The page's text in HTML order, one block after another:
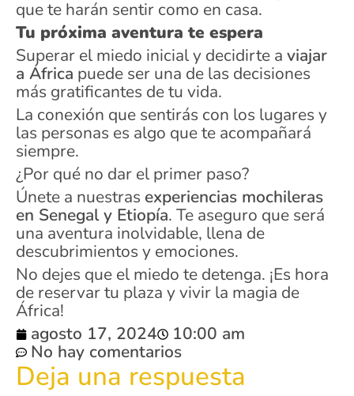
que te harán sentir como en casa.
Tu próxima aventura te espera
Superar el miedo inicial y decidirte a viajar
a África puede ser una de las decisiones
más gratificantes de tu vida.
La conexión que sentirás con los lugares y
las personas es algo que te acompañará
siempre.
¿Por qué no dar el primer paso?
Únete a nuestras experiencias mochileras
en Senegal y Etiopía. Te aseguro que será
una aventura inolvidable, llena de
descubrimientos y emociones.
No dejes que el miedo te detenga. ¡Es hora
de reservar tu plaza y vivir la magia de
África!
agosto 17, 2024
10:00 am
No hay comentarios
Deja una respuesta